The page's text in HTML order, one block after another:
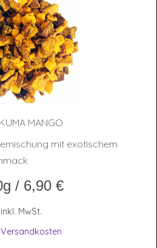
MANGO
mit exotischem
/ 6,90 €
inkl. MwSt.
Versandkosten